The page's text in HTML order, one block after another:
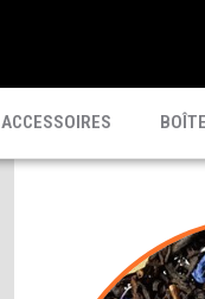
ACCESSOIRES